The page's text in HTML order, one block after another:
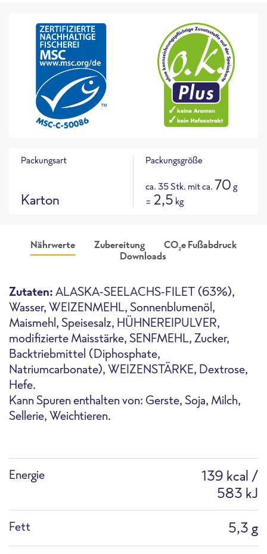
Packungsart
Karton
Packungsgröße
ca. 35 Stk. mit ca.70g
= 2,5 kg
Nährwerte Zubereitung CO2e Fußabdruck
Downloads
Zutaten:ALASKA-SEELACHS-FILET (63%),
Wasser, WEIZENMEHL, Sonnenblumenöl,
Maismehl, Speisesalz, HÜHNEREIPULVER,
modifizierte Maisstärke, SENFMEHL, Zucker,
Backtriebmittel (Diphosphate,
Natriumcarbonate), WEIZENSTÄRKE, Dextrose,
Hefe.
Kann Spuren enthalten von: Gerste, Soja, Milch,
Sellerie, Weichtieren.
Energie
139 kcal /
583 kJ
Fett 5,3 g
Ofen Highspeed-Ofen
Pfanne Kochtopf Auftauen
Produkt
i CO2e / 100g
F6477G FRoSTA MSC Backfisch-Stixx 70g I
mage
Sortimentsliste